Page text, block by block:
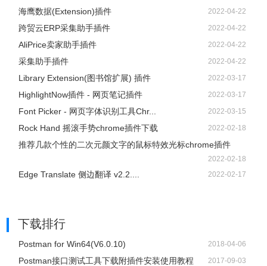
海鹰数据(Extension)插件 2022-04-22
跨贸云ERP采集助手插件 2022-04-22
AliPrice卖家助手插件 2022-04-22
采集助手插件 2022-04-22
Library Extension(图书馆扩展) 插件 2022-03-17
HighlightNow插件 - 网页笔记插件 2022-03-17
Font Picker - 网页字体识别工具Chr... 2022-03-15
Rock Hand 摇滚手势chrome插件下载 2022-02-18
推荐几款个性的二次元颜文字的鼠标特效光标chrome插件
2022-02-18
Edge Translate 侧边翻译 v2.2.... 2022-02-17
下载排行
Postman for Win64(V6.0.10) 2018-04-06
Postman接口测试工具下载附插件安装使用教程 2017-09-03